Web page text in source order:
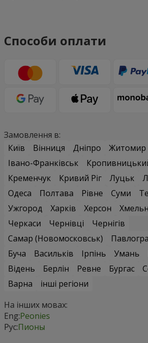
Способи оплати
Замовлення в:
Київ
Вінниця Дніпро Житомир
Івано-Франківськ
Кременчук
Кривий Ріг Луцьк
Одеса
Полтава Рівне Суми
Ужгород
Харків Херсон
Черкаси
Чернівці
Чернігів
Самар (Новомосковськ)
Буча
Васильків Ірпінь Умань
Відень
Берлін Ревне Бургас
Варна
інші регіони
На інших мовах:
Eng:Peonies
Рус:Пионы